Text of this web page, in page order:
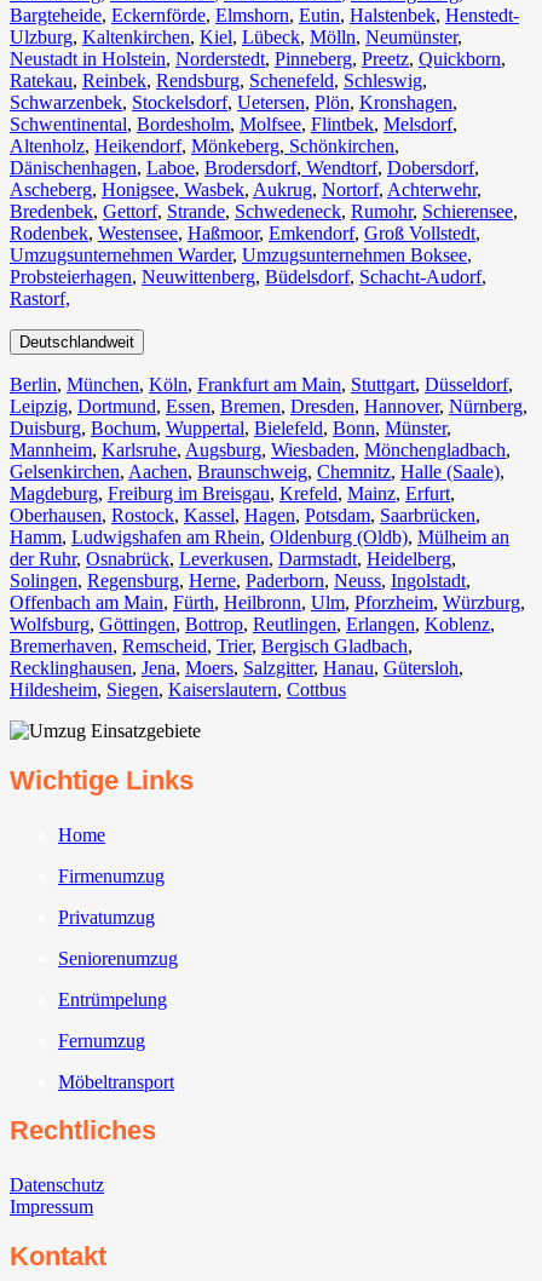
Bargteheide, Eckernförde, Elmshorn, Eutin, Halstenbek, Henstedt-
Ulzburg, Kaltenkirchen, Kiel, Lübeck, Mölln, Neumünster,
Neustadt in Holstein, Norderstedt, Pinneberg, Preetz, Quickborn,
Ratekau, Reinbek, Rendsburg, Schenefeld, Schleswig,
Schwarzenbek, Stockelsdorf, Uetersen, Plön, Kronshagen,
Schwentinental, Bordesholm, Molfsee, Flintbek, Melsdorf,
Altenholz, Heikendorf, Mönkeberg, Schönkirchen,
Dänischenhagen, Laboe, Brodersdorf, Wendtorf, Dobersdorf,
Ascheberg, Honigsee, Wasbek, Aukrug, Nortorf, Achterwehr,
Bredenbek, Gettorf, Strande, Schwedeneck, Rumohr, Schierensee,
Rodenbek, Westensee, Haßmoor, Emkendorf, Groß Vollstedt,
Umzugsunternehmen Warder, Umzugsunternehmen Boksee,
Probsteierhagen, Neuwittenberg, Büdelsdorf, Schacht-Audorf,
Rastorf,
Deutschlandweit
Berlin⁠, München, Köln⁠, Frankfurt am Main, Stuttgart, Düsseldorf,
Leipzig, Dortmund, Essen, Bremen, Dresden, Hannover, Nürnberg,
Duisburg⁠, Bochum, Wuppertal⁠, Bielefeld⁠, Bonn⁠, Münster⁠,
Mannheim, Karlsruhe, Augsburg, Wiesbaden⁠, Mönchengladbach⁠,
Gelsenkirchen⁠, Aachen⁠, Braunschweig, Chemnitz⁠, Halle (Saale)⁠,
Magdeburg, Freiburg im Breisgau⁠, Krefeld⁠, Mainz⁠, Erfurt,
Oberhausen⁠, Rostock⁠, Kassel⁠, Hagen, Potsdam, Saarbrücken⁠,
Hamm, Ludwigshafen am Rhein⁠, Oldenburg (Oldb), Mülheim an
der Ruhr, Osnabrück⁠, Leverkusen, Darmstadt⁠, Heidelberg,
Solingen, Regensburg, Herne⁠, Paderborn, Neuss, Ingolstadt,
Offenbach am Main, Fürth⁠, Heilbronn, Ulm⁠, Pforzheim, Würzburg,
Wolfsburg⁠, Göttingen, Bottrop, Reutlingen, Erlangen⁠, Koblenz,
Bremerhaven⁠, Remscheid, Trier⁠, Bergisch Gladbach,
Recklinghausen, Jena⁠, Moers⁠, Salzgitter⁠, Hanau, Gütersloh,
Hildesheim⁠, Siegen⁠, Kaiserslautern⁠, Cottbus⁠
Wichtige Links
Home
Firmenumzug
Privatumzug
Seniorenumzug
Entrümpelung
Fernumzug
Möbeltransport
Rechtliches
Datenschutz
Impressum
Kontakt